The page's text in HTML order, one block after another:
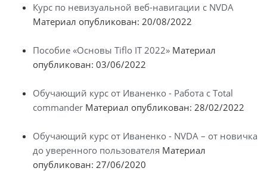
Курс по невизуальной веб-навигации с NVDA
Материал опубликован: 20/08/2022
Пособие «Основы Tiflo IT 2022» Материал
опубликован: 03/06/2022
Обучающий курс от Иваненко - Работа с Total
commander Материал опубликован: 28/02/2022
Обучающий курс от Иваненко - NVDA – от новичка
до уверенного пользователя Материал
опубликован: 27/06/2020